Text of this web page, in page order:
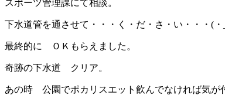
スポーツ管理課にて相談。
下水道管を通させて・・・く・だ・さ・い・・・(
最終的に ＯＫもらえました。
奇跡の下水道 クリア。
あの時 公園でポカリスエット飲んでなければ気が